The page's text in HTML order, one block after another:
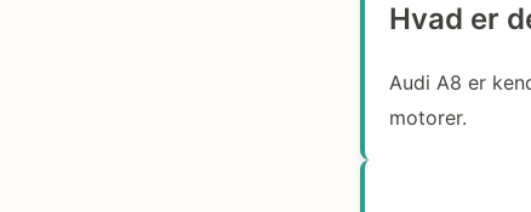
Hvad er
Audi A8 er
motorer.